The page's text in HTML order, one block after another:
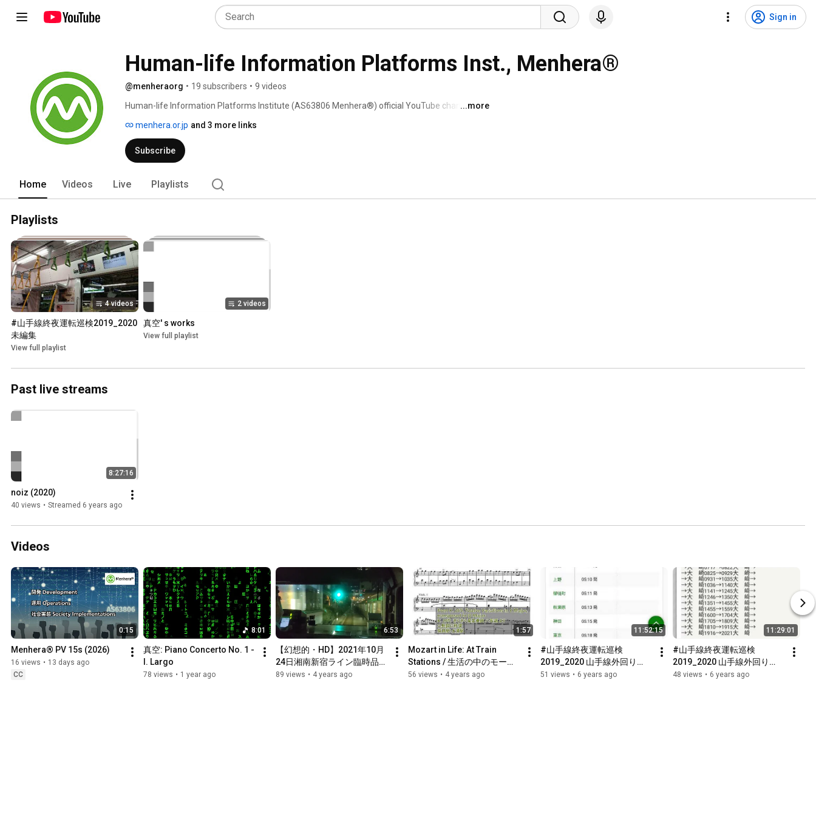
Sign in
Human-life Information Platforms Inst., Menhera®
@menheraorg • 19 subscribers • 9 videos
Human-life Information Platforms Institute (AS63806 Menhera®) official YouTube channel. ...more
menhera.or.jp and 3 more links
Subscribe
Home Videos Live Playlists
Playlists
4 videos
#山手線終夜運転巡検2019_2020
未編集
View full playlist
2 videos
真空' s works
View full playlist
Past live streams
8:27:16
noiz (2020)
40 views • Streamed 6 years ago
Videos
0:15
Menhera® PV 15s (2026)
16 views • 13 days ago
CC
8:01
真空: Piano Concerto No. 1 -
I. Largo
78 views • 1 year ago
6:53
【幻想的・HD】2021年10月
24日湘南新宿ライン臨時品川
行9867M
89 views • 4 years ago
1:57
Mozart in Life: At Train
Stations / 生活の中のモーツ
ァルト：鉄道駅にて—発車メ
56 views • 4 years ago
11:52:15
#山手線終夜運転巡検
2019_2020 山手線外回り
40.5周1399km・45時間耐久
51 views • 6 years ago
11:29:01
#山手線終夜運転巡検
2019_2020 山手線外回り
40.5周1399km・45時間耐久
48 views • 6 years ago